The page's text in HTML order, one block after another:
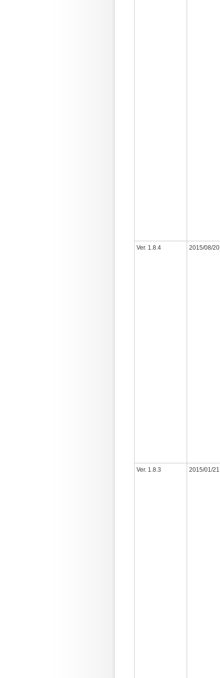
Ver. 1.8.4 2015/08/20
Ver. 1.8.3 2015/01/21